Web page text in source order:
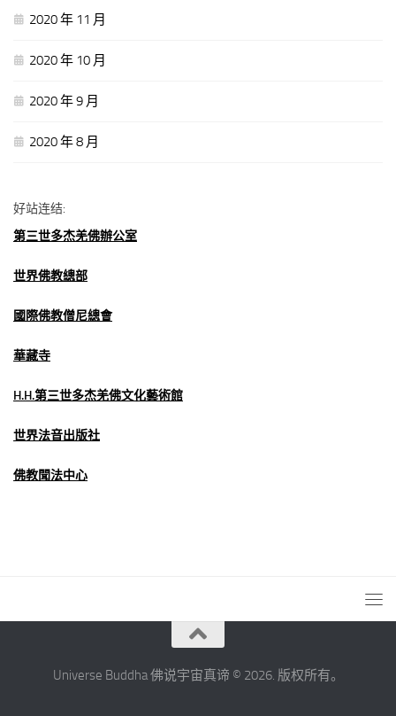
2020 年 11 月
2020 年 10 月
2020 年 9 月
2020 年 8 月
好站连结:
第三世多杰羌佛辦公室
世界佛教總部
國際佛教僧尼總會
華藏寺
H.H.第三世多杰羌佛文化藝術館
世界法音出版社
佛教聞法中心
Universe Buddha 佛说宇宙真谛 © 2026. 版权所有。